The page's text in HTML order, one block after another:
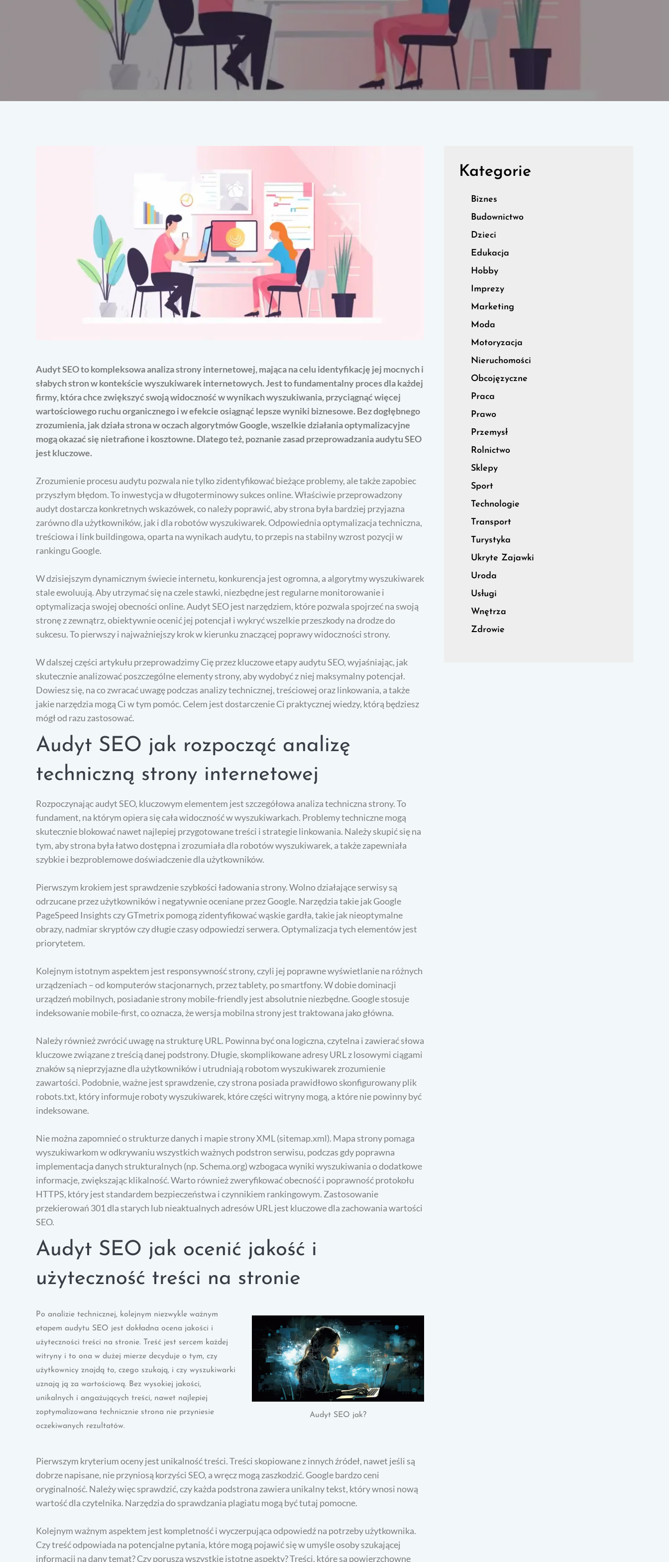
Audyt SEO to kompleksowa analiza strony internetowej, mająca na celu identyfikację jej mocnych i
słabych stron w kontekście wyszukiwarek internetowych. Jest to fundamentalny proces dla każdej
firmy, która chce zwiększyć swoją widoczność w wynikach wyszukiwania, przyciągnąć więcej
wartościowego ruchu organicznego i w efekcie osiągnąć lepsze wyniki biznesowe. Bez dogłębnego
zrozumienia, jak działa strona w oczach algorytmów Google, wszelkie działania optymalizacyjne
mogą okazać się nietrafione i kosztowne. Dlatego też, poznanie zasad przeprowadzania audytu SEO
jest kluczowe.
Zrozumienie procesu audytu pozwala nie tylko zidentyfikować bieżące problemy, ale także zapobiec
przyszłym błędom. To inwestycja w długoterminowy sukces online. Właściwie przeprowadzony
audyt dostarcza konkretnych wskazówek, co należy poprawić, aby strona była bardziej przyjazna
zarówno dla użytkowników, jak i dla robotów wyszukiwarek. Odpowiednia optymalizacja techniczna,
treściowa i link buildingowa, oparta na wynikach audytu, to przepis na stabilny wzrost pozycji w
rankingu Google.
W dzisiejszym dynamicznym świecie internetu, konkurencja jest ogromna, a algorytmy wyszukiwarek
stale ewoluują. Aby utrzymać się na czele stawki, niezbędne jest regularne monitorowanie i
optymalizacja swojej obecności online. Audyt SEO jest narzędziem, które pozwala spojrzeć na swoją
stronę z zewnątrz, obiektywnie ocenić jej potencjał i wykryć wszelkie przeszkody na drodze do
sukcesu. To pierwszy i najważniejszy krok w kierunku znaczącej poprawy widoczności strony.
W dalszej części artykułu przeprowadzimy Cię przez kluczowe etapy audytu SEO, wyjaśniając, jak
skutecznie analizować poszczególne elementy strony, aby wydobyć z niej maksymalny potencjał.
Dowiesz się, na co zwracać uwagę podczas analizy technicznej, treściowej oraz linkowania, a także
jakie narzędzia mogą Ci w tym pomóc. Celem jest dostarczenie Ci praktycznej wiedzy, którą będziesz
mógł od razu zastosować.
Audyt SEO jak rozpocząć analizę
techniczną strony internetowej
Rozpoczynając audyt SEO, kluczowym elementem jest szczegółowa analiza techniczna strony. To
fundament, na którym opiera się cała widoczność w wyszukiwarkach. Problemy techniczne mogą
skutecznie blokować nawet najlepiej przygotowane treści i strategie linkowania. Należy skupić się na
tym, aby strona była łatwo dostępna i zrozumiała dla robotów wyszukiwarek, a także zapewniała
szybkie i bezproblemowe doświadczenie dla użytkowników.
Pierwszym krokiem jest sprawdzenie szybkości ładowania strony. Wolno działające serwisy są
odrzucane przez użytkowników i negatywnie oceniane przez Google. Narzędzia takie jak Google
PageSpeed Insights czy GTmetrix pomogą zidentyfikować wąskie gardła, takie jak nieoptymalne
obrazy, nadmiar skryptów czy długie czasy odpowiedzi serwera. Optymalizacja tych elementów jest
priorytetem.
Kolejnym istotnym aspektem jest responsywność strony, czyli jej poprawne wyświetlanie na różnych
urządzeniach – od komputerów stacjonarnych, przez tablety, po smartfony. W dobie dominacji
urządzeń mobilnych, posiadanie strony mobile-friendly jest absolutnie niezbędne. Google stosuje
indeksowanie mobile-first, co oznacza, że wersja mobilna strony jest traktowana jako główna.
Należy również zwrócić uwagę na strukturę URL. Powinna być ona logiczna, czytelna i zawierać słowa
kluczowe związane z treścią danej podstrony. Długie, skomplikowane adresy URL z losowymi ciągami
znaków są nieprzyjazne dla użytkowników i utrudniają robotom wyszukiwarek zrozumienie
zawartości. Podobnie, ważne jest sprawdzenie, czy strona posiada prawidłowo skonfigurowany plik
robots.txt, który informuje roboty wyszukiwarek, które części witryny mogą, a które nie powinny być
indeksowane.
Nie można zapomnieć o strukturze danych i mapie strony XML (sitemap.xml). Mapa strony pomaga
wyszukiwarkom w odkrywaniu wszystkich ważnych podstron serwisu, podczas gdy poprawna
implementacja danych strukturalnych (np. Schema.org) wzbogaca wyniki wyszukiwania o dodatkowe
informacje, zwiększając klikalność. Warto również zweryfikować obecność i poprawność protokołu
HTTPS, który jest standardem bezpieczeństwa i czynnikiem rankingowym. Zastosowanie
przekierowań 301 dla starych lub nieaktualnych adresów URL jest kluczowe dla zachowania wartości
SEO.
Audyt SEO jak ocenić jakość i
użyteczność treści na stronie
Audyt SEO jak?
Po analizie technicznej, kolejnym niezwykle ważnym
etapem audytu SEO jest dokładna ocena jakości i
użyteczności treści na stronie. Treść jest sercem każdej
witryny i to ona w dużej mierze decyduje o tym, czy
użytkownicy znajdą to, czego szukają, i czy wyszukiwarki
uznają ją za wartościową. Bez wysokiej jakości,
unikalnych i angażujących treści, nawet najlepiej
zoptymalizowana technicznie strona nie przyniesie
oczekiwanych rezultatów.
Pierwszym kryterium oceny jest unikalność treści. Treści skopiowane z innych źródeł, nawet jeśli są
dobrze napisane, nie przyniosą korzyści SEO, a wręcz mogą zaszkodzić. Google bardzo ceni
oryginalność. Należy więc sprawdzić, czy każda podstrona zawiera unikalny tekst, który wnosi nową
wartość dla czytelnika. Narzędzia do sprawdzania plagiatu mogą być tutaj pomocne.
Kolejnym ważnym aspektem jest kompletność i wyczerpująca odpowiedź na potrzeby użytkownika.
Czy treść odpowiada na potencjalne pytania, które mogą pojawić się w umyśle osoby szukającej
informacji na dany temat? Czy porusza wszystkie istotne aspekty? Treści, które są powierzchowne
Kategorie
Biznes
Budownictwo
Dzieci
Edukacja
Hobby
Imprezy
Marketing
Moda
Motoryzacja
Nieruchomości
Obcojęzyczne
Praca
Prawo
Przemysł
Rolnictwo
Sklepy
Sport
Technologie
Transport
Turystyka
Ukryte Zajawki
Uroda
Usługi
Wnętrza
Zdrowie